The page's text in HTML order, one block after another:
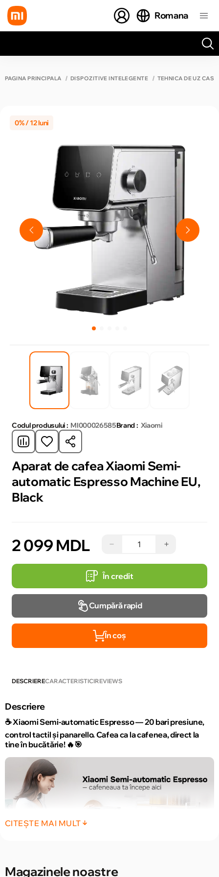
Romana
PAGINA PRINCIPALĂ DISPOZITIVE INTELEGENTE TEHNICA DE UZ
0% / 12 luni
Codul produsului : MI000026585Brand : Xiaomi
Aparat de cafea Xiaomi Semi-
automatic Espresso Machine EU,
Black
2 099 MDL − +
În credit
Cumpără rapid
În coș
DESCRIERECARACTERISTICIREVIEWS
Descriere
☕ Xiaomi Semi-automatic Espresso — 20 bari presiune,
control tactil și panarello. Cafea ca la cafenea, direct la
tine în bucătărie! 🔥🎯
Cu Xiaomi Semi-automatic Espresso, diminețile devin mai
CITEȘTE MAI MULT
Magazinele noastre